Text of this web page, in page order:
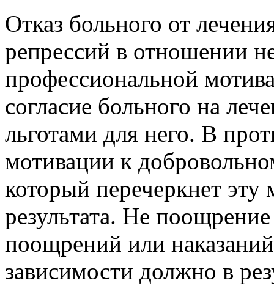
Отказ больного от
репрессий в отношении
профессиональной
согласие больного на
льготами для него. В
мотивации к
который перечеркнет
результата. Не
поощрений или
зависимости должно в